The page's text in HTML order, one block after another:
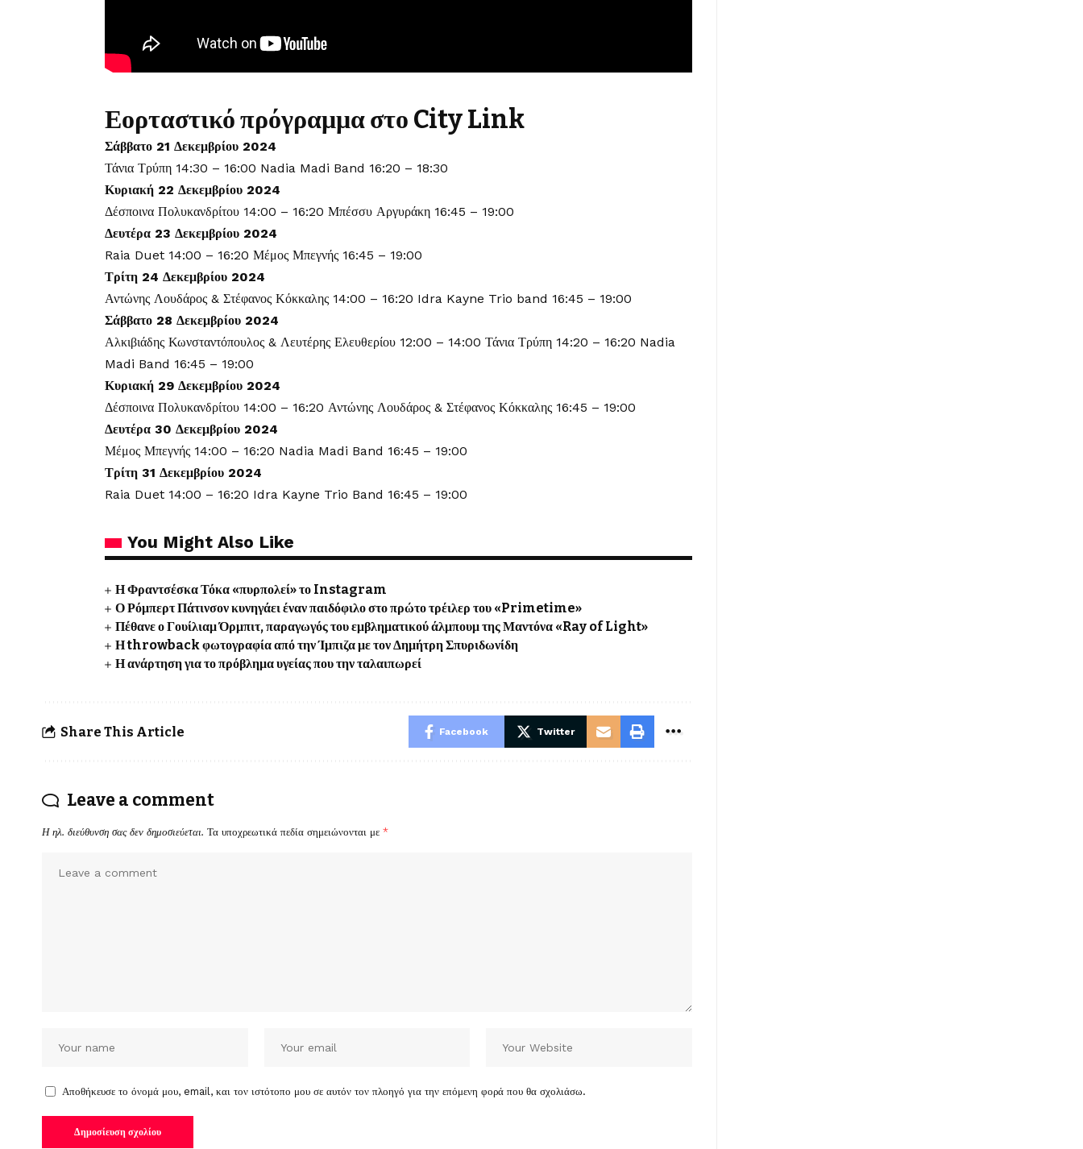
Εορταστικό πρόγραμμα στο City Link
Σάββατο 21 Δεκεμβρίου 2024
Τάνια Τρύπη 14:30 – 16:00 Nadia Madi Band 16:20 – 18:30
Κυριακή 22 Δεκεμβρίου 2024
Δέσποινα Πολυκανδρίτου 14:00 – 16:20 Μπέσσυ Αργυράκη 16:45 – 19:00
Δευτέρα 23 Δεκεμβρίου 2024
Raia Duet 14:00 – 16:20 Μέμος Μπεγνής 16:45 – 19:00
Τρίτη 24 Δεκεμβρίου 2024
Αντώνης Λουδάρος & Στέφανος Κόκκαλης 14:00 – 16:20 Idra Kayne Trio band 16:45 – 19:00
Σάββατο 28 Δεκεμβρίου 2024
Αλκιβιάδης Κωνσταντόπουλος & Λευτέρης Ελευθερίου 12:00 – 14:00 Τάνια Τρύπη 14:20 – 16:20 Nadia
Madi Band 16:45 – 19:00
Κυριακή 29 Δεκεμβρίου 2024
Δέσποινα Πολυκανδρίτου 14:00 – 16:20 Αντώνης Λουδάρος & Στέφανος Κόκκαλης 16:45 – 19:00
Δευτέρα 30 Δεκεμβρίου 2024
Μέμος Μπεγνής 14:00 – 16:20 Nadia Madi Band 16:45 – 19:00
Τρίτη 31 Δεκεμβρίου 2024
Raia Duet 14:00 – 16:20 Idra Kayne Trio Band 16:45 – 19:00
You Might Also Like
Η Φραντσέσκα Τόκα «πυρπολεί» το Instagram
Ο Ρόμπερτ Πάτινσον κυνηγάει έναν παιδόφιλο στο πρώτο τρέιλερ του «Primetime»
Πέθανε ο Γουίλιαμ Όρμπιτ, παραγωγός του εμβληματικού άλμπουμ της Μαντόνα «Ray of Light»
Η throwback φωτογραφία από την Ίμπιζα με τον Δημήτρη Σπυριδωνίδη
Η ανάρτηση για το πρόβλημα υγείας που την ταλαιπωρεί
Share This Article Facebook Twitter
Leave a comment
Η ηλ. διεύθυνση σας δεν δημοσιεύεται. Τα υποχρεωτικά πεδία σημειώνονται με *
Αποθήκευσε το όνομά μου, email, και τον ιστότοπο μου σε αυτόν τον πλοηγό για την επόμενη φορά που θα σχολιάσω.